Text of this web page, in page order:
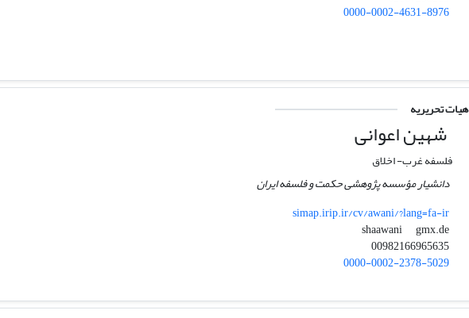
0000-0002-4631-8976
هیات تحریریه
شهین اعوانی
فلسفه غرب- اخلاق
دانشیار مؤسسه پژوهشی حکمت و فلسفه ایران
simap.irip.ir/cv/awani/?lang=fa-ir
gmx.de
0000-0002-2378-5029